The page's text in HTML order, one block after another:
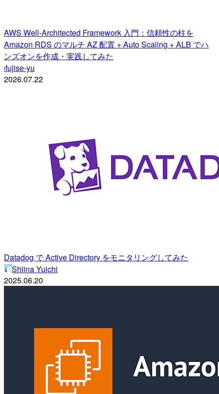
AWS Well-Architected Framework 入門：信頼性の柱を
Amazon RDS のマルチ AZ 配置 + Auto Scaling + ALB でハ
ンズオンを作成・実践してみた
ffujise-yu
2026.07.22
Datadog で Active Directory をモニタリングしてみた
Shiina Yuichi
2025.06.20